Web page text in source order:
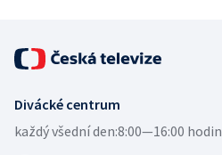
Divácké centrum
každý všední den:8:00—16:00 hodin